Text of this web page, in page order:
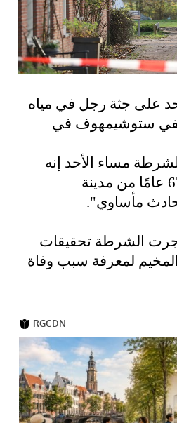
على جثة رجل في مياه
ستوشيمهوف في
مساء الأحد إنه
رجل يبلغ من العمر 67 عامًا من مدينة
مأساوي".
الشرطة تحقيقات
لمعرفة سبب وفاة